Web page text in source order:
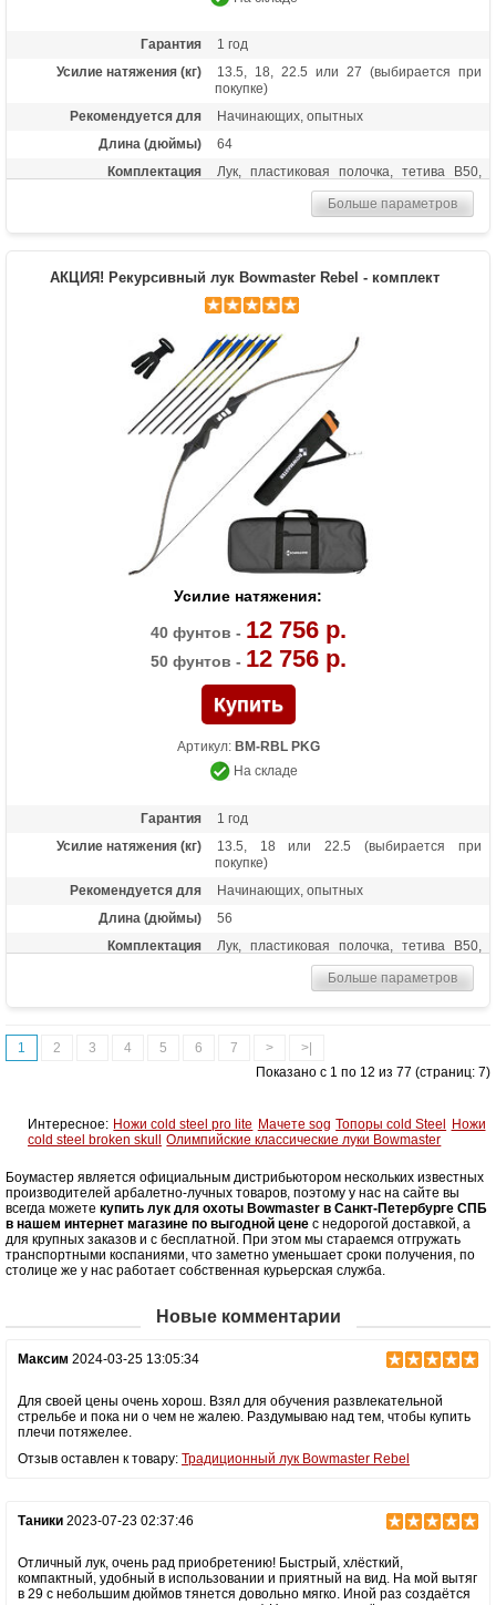
Гарантия
1 год
Усилие натяжения (кг)
13.5, 18, 22.5 или 27 (выбирается при
покупке)
Рекомендуется для
Начинающих, опытных
Длина (дюймы)
64
Комплектация
Лук, пластиковая полочка, тетива В50,
шестигранники, чехол для лука, перчатка,
колчан для стрел, 6 карбоновых стрел
Масса (кг)
1,6
ламинатом
Развлечение, спорт
Больше параметров
АКЦИЯ! Рекурсивный лук Bowmaster Rebel - комплект
Усилие натяжения:
40 фунтов - 12 756 р.
50 фунтов - 12 756 р.
Артикул: BM-RBL PKG
На складе
Гарантия
1 год
Усилие натяжения (кг)
13.5, 18 или 22.5 (выбирается при
покупке)
Рекомендуется для
Начинающих, опытных
Длина (дюймы)
56
Комплектация
Лук, пластиковая полочка, тетива В50,
шестигранники, чехол для лука, перчатка,
колчан для стрел, 6 фибергласовых
Материалы изделия
Рукоятка - алюминий, плечи - дерево с
ламинатом
Больше параметров
1 2 3 4 5 6 7 >
>|
Показано с 1 по 12 из 77 (страниц: 7)
Интересное: Ножи cold steel pro lite Мачете sog Топоры cold Steel Ножи
cold steel broken skull Олимпийские классические луки Bowmaster
Боумастер является официальным дистрибьютором нескольких известных
производителей арбалетно-лучных товаров, поэтому у нас на сайте вы
всегда можете купить лук для охоты Bowmaster в Санкт-Петербурге СПБ
в нашем интернет магазине по выгодной цене с недорогой доставкой, а
для крупных заказов и с бесплатной. При этом мы стараемся отгружать
транспортными коспаниями, что заметно уменьшает сроки получения, по
столице же у нас работает собственная курьерская служба.
Новые комментарии
Максим 2024-03-25 13:05:34
Для своей цены очень хорош. Взял для обучения развлекательной
стрельбе и пока ни о чем не жалею. Раздумываю над тем, чтобы купить
плечи потяжелее.
Отзыв оставлен к товару: Традиционный лук Bowmaster Rebel
Таники 2023-07-23 02:37:46
Отличный лук, очень рад приобретению! Быстрый, хлёсткий,
компактный, удобный в использовании и приятный на вид. На мой вытяг
в 29 с небольшим дюймов тянется довольно мягко. Иной раз создаётся